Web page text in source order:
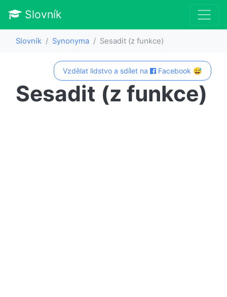
Slovník
Slovník Synonyma Sesadit (z funkce)
Vzdělat lidstvo a sdílet na Facebook 😅
Sesadit (z funkce)